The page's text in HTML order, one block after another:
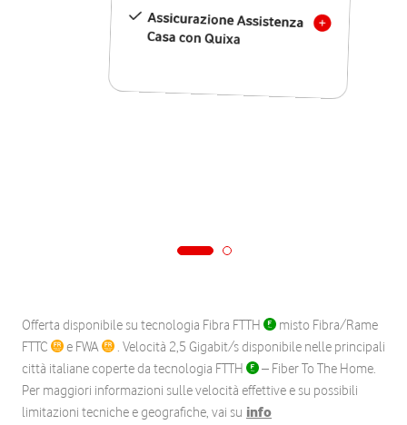
Assicurazione Assistenza
Casa con Quixa
Offerta disponibile su tecnologia Fibra FTTH
misto Fibra/Rame
FTTC
e FWA
. Velocità 2,5 Gigabit/s disponibile nelle principali
città italiane coperte da tecnologia FTTH
– Fiber To The Home.
Per maggiori informazioni sulle velocità effettive e su possibili
limitazioni tecniche e geografiche, vai su info